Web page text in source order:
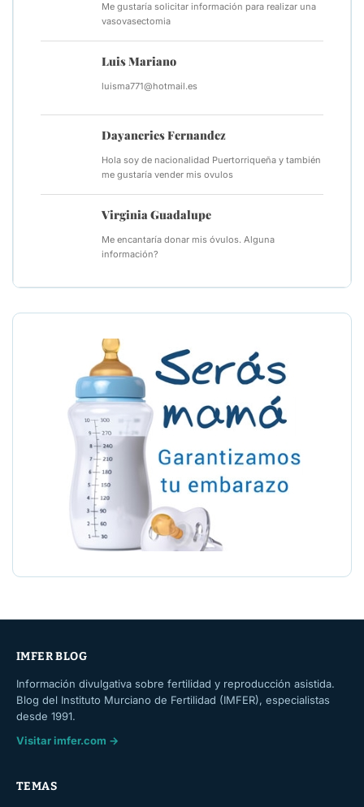
Me gustaría solicitar información para realizar una
vasovasectomia
Luis Mariano
luisma771@hotmail.es
Dayaneries Fernandez
Hola soy de nacionalidad Puertorriqueña y también
me gustaría vender mis ovulos
Virginia Guadalupe
Me encantaría donar mis óvulos. Alguna
información?
IMFER BLOG
Información divulgativa sobre fertilidad y reproducción asistida.
Blog del Instituto Murciano de Fertilidad (IMFER), especialistas
desde 1991.
Visitar imfer.com →
TEMAS